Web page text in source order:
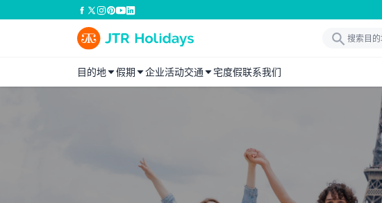
目的地 假期 企业活动交通 宅度假联系我们